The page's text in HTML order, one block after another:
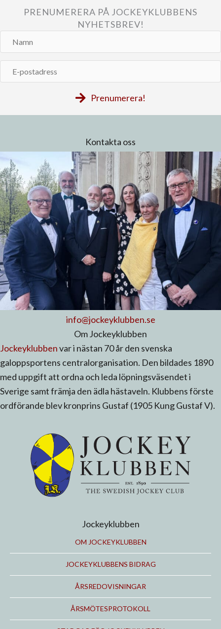
PRENUMERERA PÅ JOCKEYKLUBBENS
NYHETSBREV!
Namn
postadress
Prenumerera!
Kontakta oss
info@jockeyklubben.se
Om Jockeyklubben
Jockeyklubbenvar i nästan 70 år den svenska
galoppsportens centralorganisation. Den bildades 1890
med uppgift att ordna och leda löpningsväsendet i
Sverige samt främja den ädla hästaveln. Klubbens förste
ordförande blev kronprins Gustaf (1905 Kung Gustaf V).
Jockeyklubben
OM JOCKEYKLUBBEN
JOCKEYKLUBBENS BIDRAG
ÅRSREDOVISNINGAR
ÅRSMÖTESPROTOKOLL